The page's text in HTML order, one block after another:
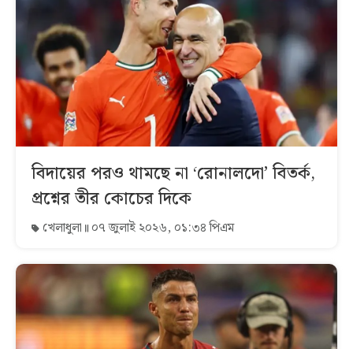
বিদায়ের পরও থামছে না ‘রোনালদো’ বিতর্ক,
প্রশ্নের তীর কোচের দিকে
খেলাধুলা ০৭ জুলাই ২০২৬, ০১:৩৪ পিএম